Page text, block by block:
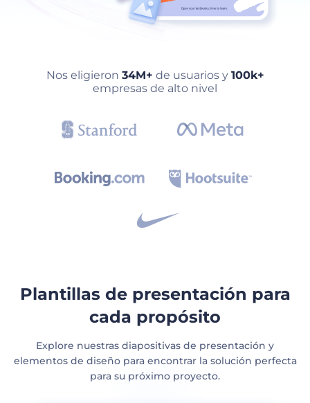
Nos eligieron 34M+ de usuarios y 100k+
empresas de alto nivel
Plantillas de presentación para
cada propósito
Explore nuestras diapositivas de presentación y
elementos de diseño para encontrar la solución perfecta
para su próximo proyecto.